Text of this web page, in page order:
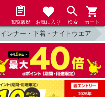
閲覧履歴 お気に入り 検索 カート
インナー・下着・ナイトウエア